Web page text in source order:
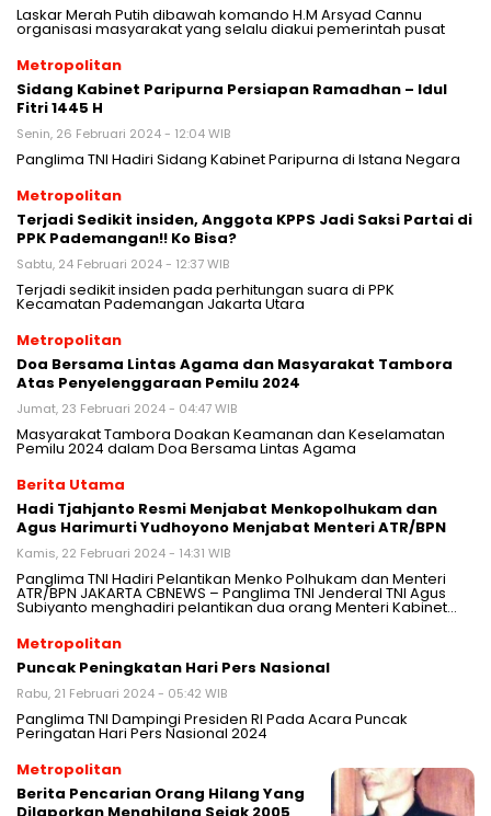
Laskar Merah Putih dibawah komando H.M Arsyad Cannu
organisasi masyarakat yang selalu diakui pemerintah pusat
Metropolitan
Sidang Kabinet Paripurna Persiapan Ramadhan – Idul
Fitri 1445 H
Senin, 26 Februari 2024 - 12:04 WIB
Panglima TNI Hadiri Sidang Kabinet Paripurna di Istana Negara
Metropolitan
Terjadi Sedikit insiden, Anggota KPPS Jadi Saksi Partai di
PPK Pademangan!! Ko Bisa?
Sabtu, 24 Februari 2024 - 12:37 WIB
Terjadi sedikit insiden pada perhitungan suara di PPK
Kecamatan Pademangan Jakarta Utara
Metropolitan
Doa Bersama Lintas Agama dan Masyarakat Tambora
Atas Penyelenggaraan Pemilu 2024
Jumat, 23 Februari 2024 - 04:47 WIB
Masyarakat Tambora Doakan Keamanan dan Keselamatan
Pemilu 2024 dalam Doa Bersama Lintas Agama
Berita Utama
Hadi Tjahjanto Resmi Menjabat Menkopolhukam dan
Agus Harimurti Yudhoyono Menjabat Menteri ATR/BPN
Kamis, 22 Februari 2024 - 14:31 WIB
Panglima TNI Hadiri Pelantikan Menko Polhukam dan Menteri
ATR/BPN JAKARTA CBNEWS – Panglima TNI Jenderal TNI Agus
Subiyanto menghadiri pelantikan dua orang Menteri Kabinet…
Metropolitan
Puncak Peningkatan Hari Pers Nasional
Rabu, 21 Februari 2024 - 05:42 WIB
Panglima TNI Dampingi Presiden RI Pada Acara Puncak
Peringatan Hari Pers Nasional 2024
Metropolitan
Berita Pencarian Orang Hilang Yang